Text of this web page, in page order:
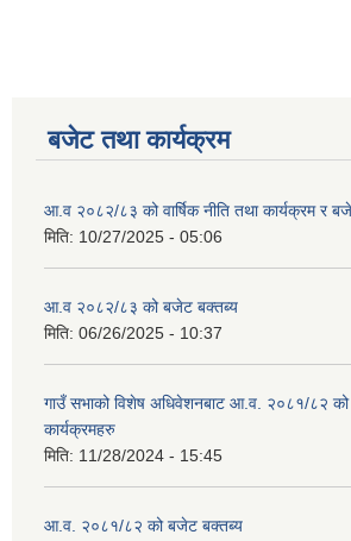
बजेट तथा कार्यक्रम
आ.व २०८२/८३ को वार्षिक नीति तथा कार्यक्रम र
मिति: 10/27/2025 - 05:06
आ.व २०८२/८३ को बजेट बक्तब्य
मिति: 06/26/2025 - 10:37
गाउँ सभाको विशेष अधिवेशनबाट आ.व. २०८१/८२ को
कार्यक्रमहरु
मिति: 11/28/2024 - 15:45
आ.व. २०८१/८२ को बजेट बक्तब्य